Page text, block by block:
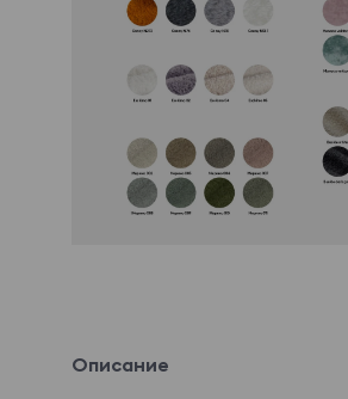
Описание